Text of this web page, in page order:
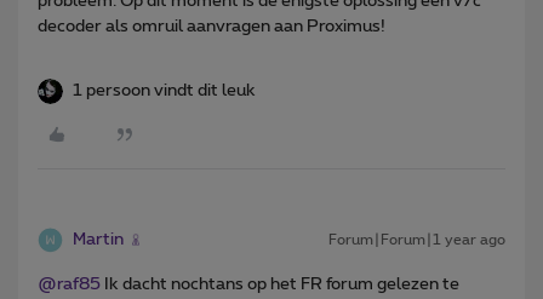
decoder als omruil aanvragen aan Proximus!
1 persoon vindt dit leuk
Martin Forum|Forum|1 year ago
@raf85 Ik dacht nochtans op het FR forum gelezen te